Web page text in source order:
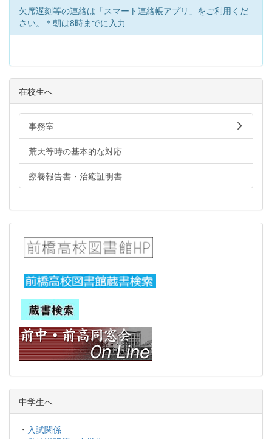
欠席遅刻等の連絡は「スマート連絡帳アプリ」をご利用くだ
さい。＊朝は8時までに入力
在校生へ
事務室
荒天等時の基本的な対応
療養報告書・治癒証明書
中学生へ
・ 入試関係